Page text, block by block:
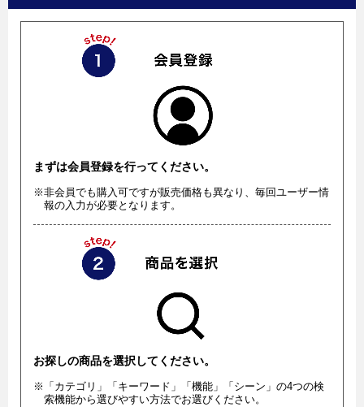
まずは会員登録を行ってください。
※非会員でも購入可ですが販売価格も異なり、毎回ユーザー情
報の入力が必要となります。
お探しの商品を選択してください。
※「カテゴリ」「キーワード」「機能」「シーン」の4つの検
索機能から選びやすい方法でお選びください。